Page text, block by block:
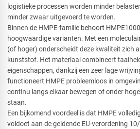
logistieke processen worden minder
minder zwaar uitgevoerd te worden.
Binnen de HMPE-familie behoort
hoogwaardige varianten. Met een
(of hoger) onderscheidt deze kwaliteit zich
kunststof. Het materiaal combineert
eigenschappen, dankzij een zeer lage
functioneert HMPE probleemloos in
continu langs elkaar bewegen of onder
staan.
Een bijkomend voordeel is dat HMPE
voldoet aan de geldende EU-verordening